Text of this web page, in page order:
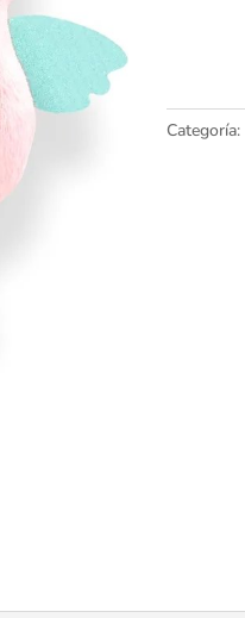
sin
Categoría: